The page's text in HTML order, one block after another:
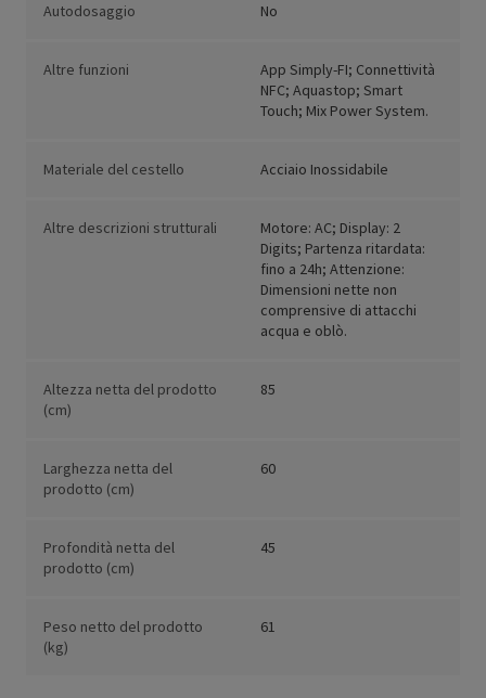
Autodosaggio No
Altre funzioni
App Simply-FI; Connettività
NFC; Aquastop; Smart
Touch; Mix Power System.
Materiale del cestello Acciaio Inossidabile
Altre descrizioni strutturali
Motore: AC; Display: 2
Digits; Partenza ritardata:
fino a 24h; Attenzione:
Dimensioni nette non
comprensive di attacchi
acqua e oblò.
Altezza netta del prodotto
(cm)
85
Larghezza netta del
prodotto (cm)
60
Profondità netta del
prodotto (cm)
45
Peso netto del prodotto
(kg)
61